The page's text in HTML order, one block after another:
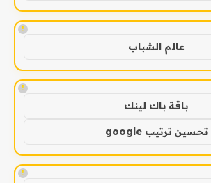
!
عالم الشباب
!
باقة باك لينك
تحسين ترتيب google
!